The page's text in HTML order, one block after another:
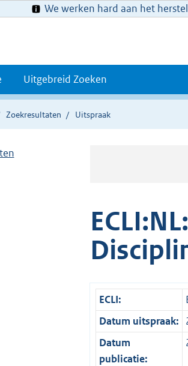
We werken hard aan het
Uitgebreid Zoeken
Zoekresultaten Uitspraak
ECLI:
Datum uitspraak:
Datum
publicatie: